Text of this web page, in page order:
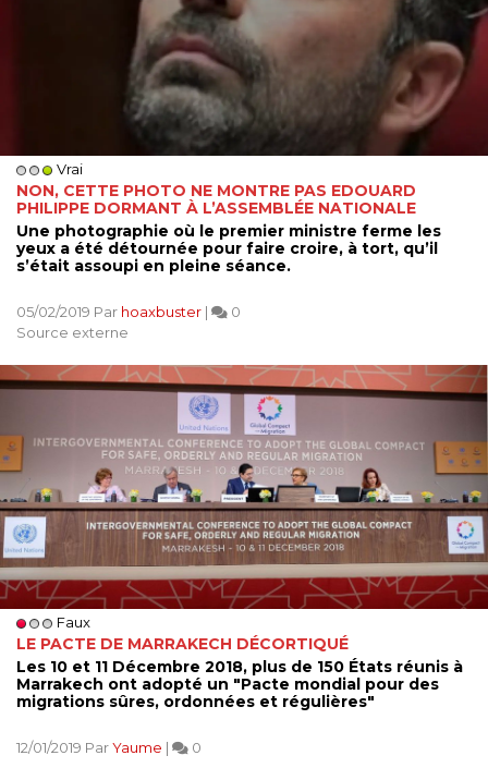
Vrai
NON, CETTE PHOTO NE MONTRE PAS EDOUARD
PHILIPPE DORMANT À L’ASSEMBLÉE NATIONALE
Une photographie où le premier ministre ferme les
yeux a été détournée pour faire croire, à tort, qu’il
s’était assoupi en pleine séance.
05/02/2019 Par hoaxbuster |
0
Source externe
Faux
LE PACTE DE MARRAKECH DÉCORTIQUÉ
Les 10 et 11 Décembre 2018, plus de 150 États réunis à
Marrakech ont adopté un "Pacte mondial pour des
migrations sûres, ordonnées et régulières"
12/01/2019 ParYaume | 0